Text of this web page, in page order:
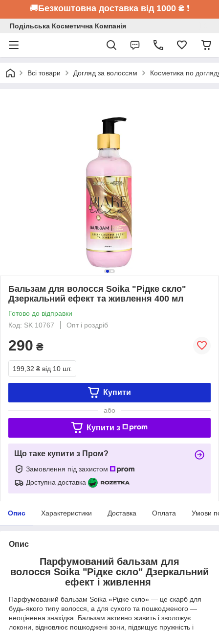
🚚Безкоштовна доставка від 1000 ₴ ❗
Подільська Косметична Компанія
Всі товари Догляд за волоссям Косметика по
Бальзам для волосся Soika "Рідке скло"
Дзеркальний ефект та живлення 400 мл
Готово до відправки
Код: SK 10767
Опт і роздріб
290 ₴
199,32 ₴ від 10 шт.
Купити
або
Купити з
Що таке купити з Пром?
Замовлення під захистом
Доступна доставка
Опис Характеристики Доставка Оплата Умови
Опис
Парфумований бальзам для
волосся Soika "Рідке скло" Дзеркальний
ефект і живлення
Парфумований бальзам Soika «Рідке скло» — це скарб для
будь-якого типу волосся, а для сухого та пошкодженого —
неоціненна знахідка. Бальзам активно живить і зволожує
локони, відновлює пошкоджені зони, підвищує пружність і